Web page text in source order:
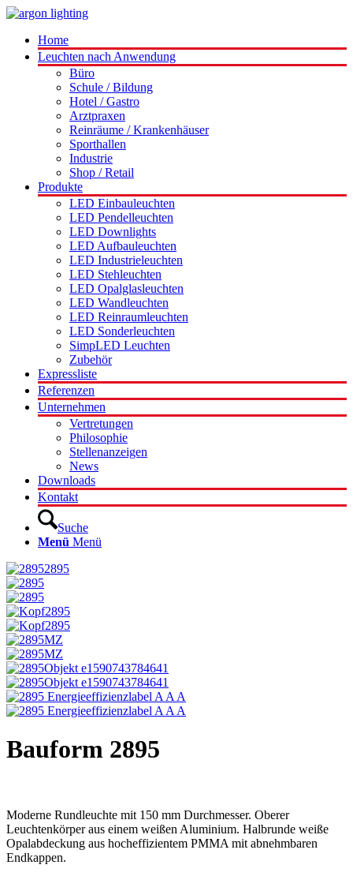
Home
Leuchten nach Anwendung
Büro
Schule / Bildung
Hotel / Gastro
Arztpraxen
Reinräume / Krankenhäuser
Sporthallen
Industrie
Shop / Retail
Produkte
LED Einbauleuchten
LED Pendelleuchten
LED Downlights
LED Aufbauleuchten
LED Industrieleuchten
LED Stehleuchten
LED Opalglasleuchten
LED Wandleuchten
LED Reinraumleuchten
LED Sonderleuchten
SimpLED Leuchten
Zubehör
Expressliste
Referenzen
Unternehmen
Vertretungen
Philosophie
Stellenanzeigen
News
Downloads
Kontakt
Suche
Menü Menü
2895
Bauform 2895
Moderne Rundleuchte mit 150 mm Durchmesser. Oberer
Leuchtenkörper aus einem weißen Aluminium. Halbrunde weiße
Opalabdeckung aus hocheffizientem PMMA mit abnehmbaren
Endkappen.